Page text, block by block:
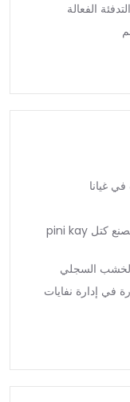
الفعالة
غيانا
ماكينة ضغط نشارة الخشب بمحرك ديزل لصنع كتل pini kay
السجلي
في إدارة نفايات